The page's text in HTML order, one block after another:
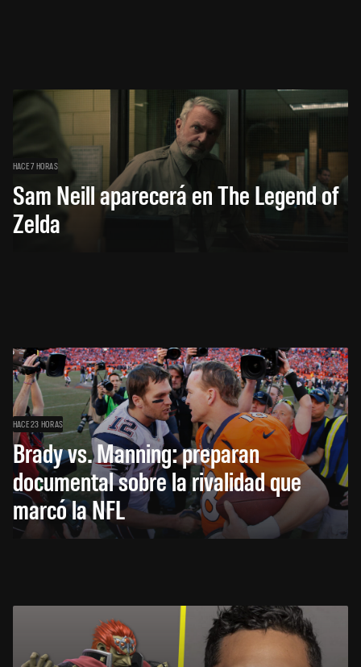
HACE 7 HORAS
Sam Neill aparecerá en The Legend of
Zelda
HACE 23 HORAS
Brady vs. Manning: preparan
documental sobre la rivalidad que
marcó la NFL